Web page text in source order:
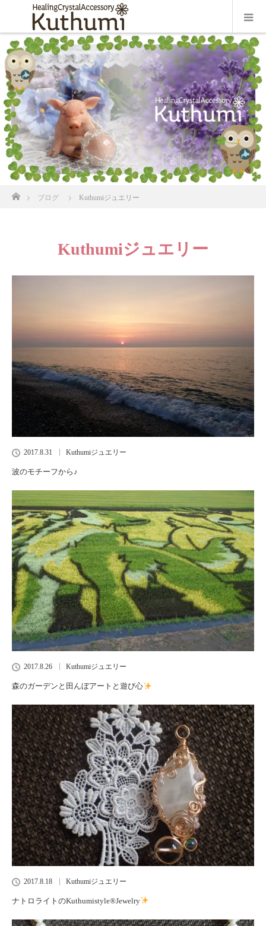
ブログ Kuthumiジュエリー
Kuthumiジュエリー
2017.8.31 Kuthumiジュエリー
波のモチーフから♪
2017.8.26 Kuthumiジュエリー
森のガーデンと田んぼアートと遊び心
2017.8.18 Kuthumiジュエリー
ナトロライトのKuthumistyle®Jewelry